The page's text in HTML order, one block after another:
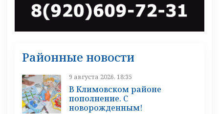
Районные новости
9 августа 2026, 18:35
В Климовском районе
пополнение. С
новорожденным!